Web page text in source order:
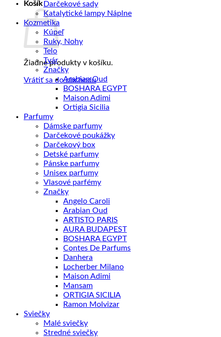
Košík
Žiadne produkty v košíku.
Vrátiť sa do obchodu
Darčekové sady
Katalytické lampy Náplne
Kozmetika
Kúpeľ
Ruky, Nohy
Telo
Tvár
Značky
Arabian Oud
BOSHARA EGYPT
Maison Adimi
Ortigia Sicilia
Parfumy
Dámske parfumy
Darčekové poukážky
Darčekový box
Detské parfumy
Pánske parfumy
Unisex parfumy
Vlasové parfémy
Značky
Angelo Caroli
Arabian Oud
ARTISTO PARIS
AURA BUDAPEST
BOSHARA EGYPT
Contes De Parfums
Danhera
Locherber Milano
Maison Adimi
Mansam
ORTIGIA SICILIA
Ramon Molvizar
Sviečky
Malé sviečky
Stredné sviečky